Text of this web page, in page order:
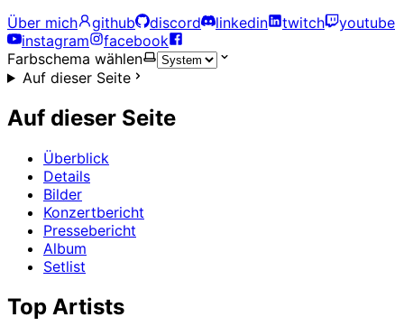
Über mich
github discord linkedin twitch
youtube
instagram
facebook
Farbschema wählen
Auf dieser Seite
Auf dieser Seite
Überblick
Details
Bilder
Konzertbericht
Pressebericht
Album
Setlist
Top Artists